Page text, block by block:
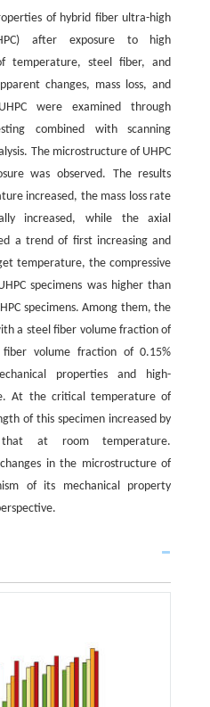
of hybrid fiber ultra-high
after exposure to high
temperature, steel fiber, and
changes, mass loss, and
were examined through
combined with scanning
The microstructure of UHPC
was observed. The results
increased, the mass loss rate
increased, while the axial
a trend of first increasing and
temperature, the compressive
specimens was higher than
specimens. Among them, the
a steel fiber volume fraction of
volume fraction of 0.15%
properties and high-
At the critical temperature of
of this specimen increased by
at room temperature.
in the microstructure of
of its mechanical property